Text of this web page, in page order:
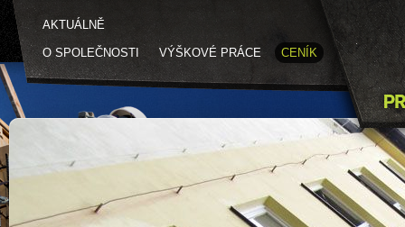
AKTUÁLNĚ
O SPOLEČNOSTI VÝŠKOVÉ PRÁCE CENÍK